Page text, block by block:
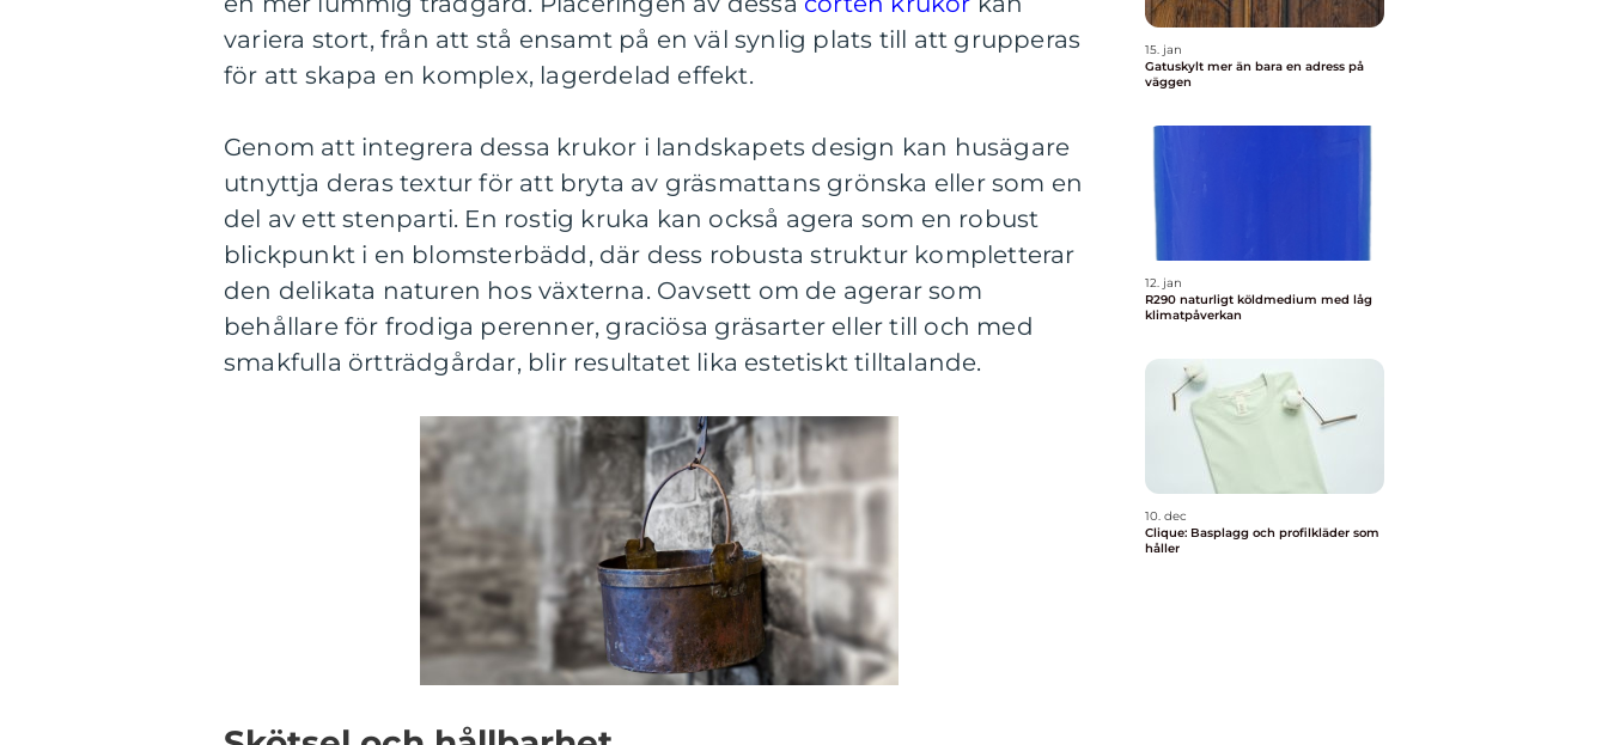
variera stort, från att stå ensamt på en väl synlig plats till att grupperas
för att skapa en komplex, lagerdelad effekt.
Genom att integrera dessa krukor i landskapets design kan husägare
utnyttja deras textur för att bryta av gräsmattans grönska eller som en
del av ett stenparti. En rostig kruka kan också agera som en robust
blickpunkt i en blomsterbädd, där dess robusta struktur kompletterar
den delikata naturen hos växterna. Oavsett om de agerar som
behållare för frodiga perenner, graciösa gräsarter eller till och med
smakfulla örtträdgårdar, blir resultatet lika estetiskt tilltalande.
15. jan
Gatuskylt mer än bara en adress på
väggen
12. jan
R290 naturligt köldmedium med låg
klimatpåverkan
10. dec
Clique: Basplagg och profilkläder som
håller